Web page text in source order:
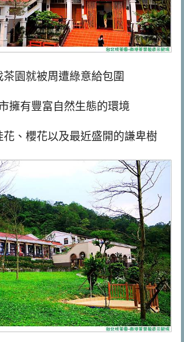
茶園就被周遭綠意給包圍
擁有豐富自然生態的環境
花、櫻花以及最近盛開的謙卑樹